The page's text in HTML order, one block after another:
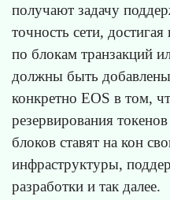
получают задачу
точность сети,
по блокам транзакций
должны быть
конкретно EOS в том,
резервирования
блоков ставят на кон
инфраструктуры,
разработки и так далее.